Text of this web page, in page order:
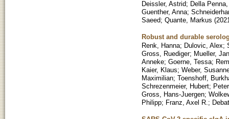
Deissler, Astrid; Della
Guenther, Anna;
Saeed; Quante, Markus (
Robust and durable
Renk, Hanna; Dulovic, Alex;
Gross, Ruediger; Mueller,
Anneke; Goerne, Tessa;
Kaier, Klaus; Weber,
Maximilian; Toenshoff,
Schrezenmeier, Hubert;
Gross, Hans-Juergen;
Philipp; Franz, Axel R. ;